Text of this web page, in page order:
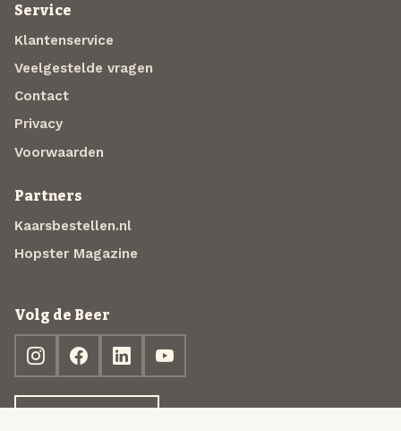
Service
Klantenservice
Veelgestelde vragen
Contact
Privacy
Voorwaarden
Partners
Kaarsbestellen.nl
Hopster Magazine
Volg de Beer